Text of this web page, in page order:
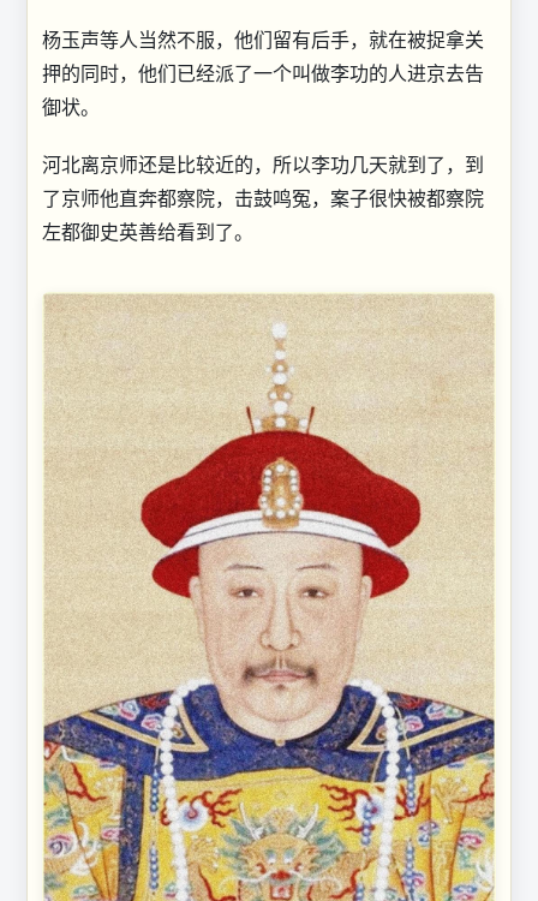
杨玉声等人当然不服，他们留有后手，就在被捉拿关
押的同时，他们已经派了一个叫做李功的人进京去告
御状。
河北离京师还是比较近的，所以李功几天就到了，到
了京师他直奔都察院，击鼓鸣冤，案子很快被都察院
左都御史英善给看到了。